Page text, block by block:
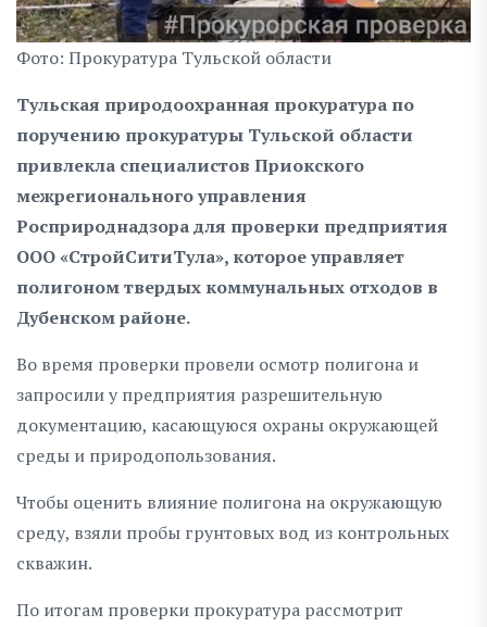
Фото: Прокуратура Тульской области
Тульская природоохранная прокуратура по
поручению прокуратуры Тульской области
привлекла специалистов Приокского
межрегионального управления
Росприроднадзора для проверки предприятия
ООО «СтройСитиТула», которое управляет
полигоном твердых коммунальных отходов в
Дубенском районе.
Во время проверки провели осмотр полигона и
запросили у предприятия разрешительную
документацию, касающуюся охраны окружающей
среды и природопользования.
Чтобы оценить влияние полигона на окружающую
среду, взяли пробы грунтовых вод из контрольных
скважин.
По итогам проверки прокуратура рассмотрит